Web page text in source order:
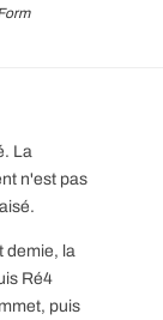
La
n'est pas
demie, la
Ré4
puis